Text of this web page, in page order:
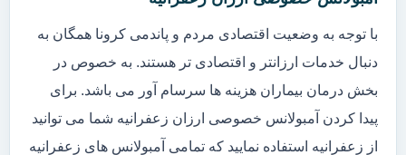
با توجه به وضعیت اقتصادی مردم و پاندمی کرونا همگان به
دنبال خدمات ارزانتر و اقتصادی تر هستند. به خصوص در
بخش درمان بیماران هزینه ها سرسام آور می باشد. برای
پیدا کردن آمبولانس خصوصی ارزان زعفرانیه شما می توانید
از زعفرانیه استفاده نمایید که تمامی آمبولانس های زعفرانیه